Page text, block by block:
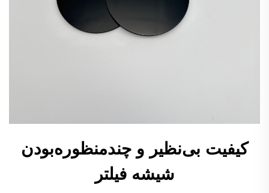
کیفیت بی‌نظیر و چندمنظوره‌بودن
شیشه فیلتر